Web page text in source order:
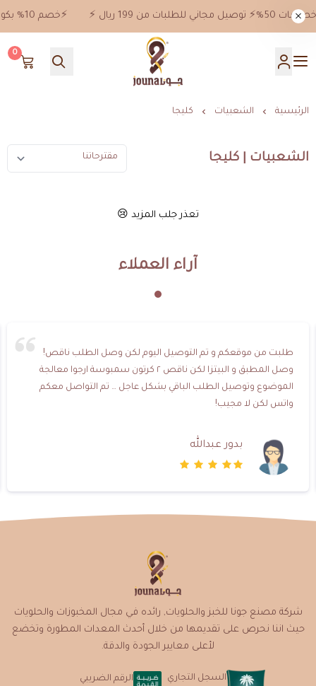
⚡️خصم 10% بكود خصم jn10 علي جميع المنتجات ماعدا خصومات 50%⚡️ توصيل مجاني للطلبات من 199 ريال ⚡️
جونا
0
الرئيسية الشعبيات كليجا
الشعبيات | كليجا
تعذر جلب المزيد 😢
آراء العملاء
طلبت من موقعكم و تم التوصيل اليوم لكن وصل الطلب ناقص!
وصل المطبق و البيتزا لكن ناقص ٢ كرتون سمبوسة ارجوا معالجة
الموضوع وتوصيل الطلب الباقي بشكل عاجل … تم التواصل معكم
واتس لكن لا مجيب!
بدور عبدالله
شركة مصنع جونا للخبز والحلويات, رائده في مجال المخبوزات والحلويات
حيث اننا نحرص على تقديمها من خلال أحدث المعدات المطورة وتخضع
لأعلى معايير الجودة والدقة.
السجل التجاري
الرقم الضريبي